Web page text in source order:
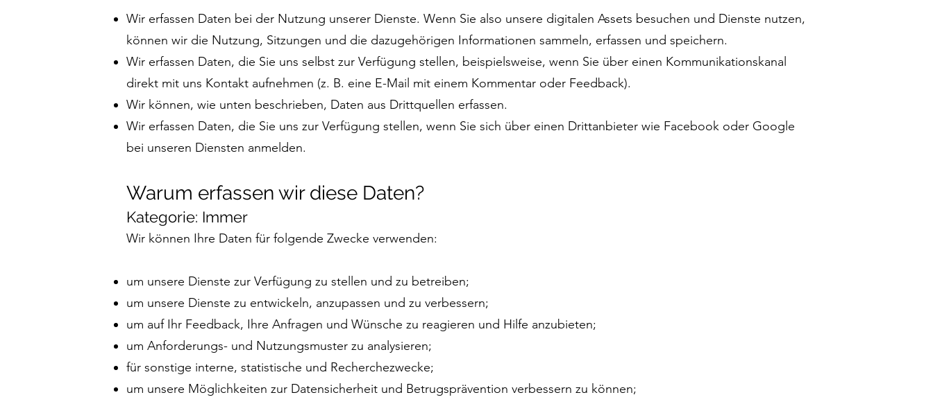
Wir erfassen Daten bei der Nutzung unserer Dienste. Wenn Sie also unsere digitalen Assets besuchen und Dienste nutzen,
können wir die Nutzung, Sitzungen und die dazugehörigen Informationen sammeln, erfassen und speichern.
Wir erfassen Daten, die Sie uns selbst zur Verfügung stellen, beispielsweise, wenn Sie über einen Kommunikationskanal
direkt mit uns Kontakt aufnehmen (z. B. eine E-Mail mit einem Kommentar oder Feedback).
Wir können, wie unten beschrieben, Daten aus Drittquellen erfassen.
Wir erfassen Daten, die Sie uns zur Verfügung stellen, wenn Sie sich über einen Drittanbieter wie Facebook oder Google
bei unseren Diensten anmelden.
Warum erfassen wir diese Daten?
Kategorie: Immer
Wir können Ihre Daten für folgende Zwecke verwenden:
um unsere Dienste zur Verfügung zu stellen und zu betreiben;
um unsere Dienste zu entwickeln, anzupassen und zu verbessern;
um auf Ihr Feedback, Ihre Anfragen und Wünsche zu reagieren und Hilfe anzubieten;
um Anforderungs- und Nutzungsmuster zu analysieren;
für sonstige interne, statistische und Recherchezwecke;
um unsere Möglichkeiten zur Datensicherheit und Betrugsprävention verbessern zu können;